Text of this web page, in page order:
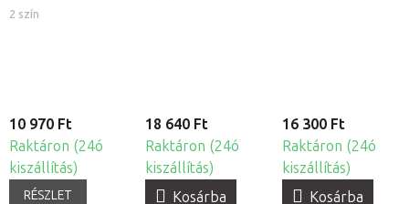
masszázságyhoz
2 szín
10 970 Ft
Raktáron (24ó
kiszállítás)
RÉSZLET
18 640 Ft
Raktáron (24ó
kiszállítás)
Kosárba
16 300 Ft
Raktáron (24ó
kiszállítás)
Kosárba